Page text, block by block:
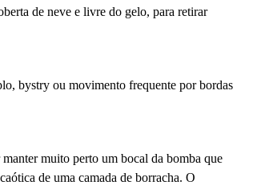
de neve e livre do gelo, para retirar
bystry ou movimento frequente por bordas
muito perto um bocal da bomba que
de uma camada de borracha. O